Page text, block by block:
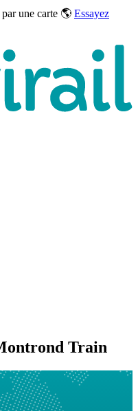
une carte 🌎 Essayez
Train